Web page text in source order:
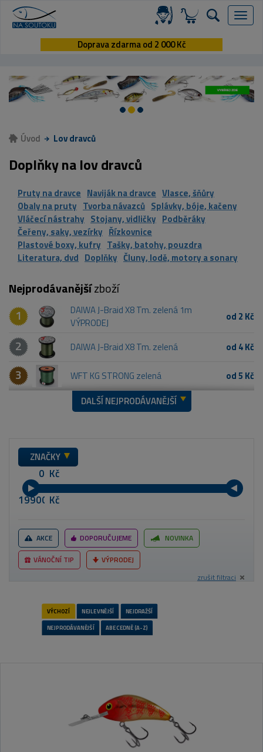
Menu
Doprava zdarma od 2 000 Kč
Úvod Lov dravců
Doplňky na lov dravců
Pruty na dravce Naviják na dravce Vlasce, šňůry
Obaly na pruty Tvorba návazců Splávky, bóje, kačeny
Vláčecí nástrahy Stojany, vidličky Podběráky
Čeřeny, saky, vezírky Řízkovnice
Plastové boxy, kufry Tašky, batohy, pouzdra
Literatura, dvd Doplňky Čluny, lodě, motory a sonary
Nejprodávanějšízboží
1
DAIWA J-Braid X8 Tm. zelená 1m
VÝPRODEJ
od 2 Kč
2 DAIWA J-Braid X8 Tm. zelená od 4 Kč
3 WFT KG STRONG zelená
od 5 Kč
DALŠÍ NEJPRODÁVANĚJŠÍ
ZNAČKY
Kč
Kč
AKCE DOPORUČUJEME
NOVINKA
VÁNOČNÍ TIP
VÝPRODEJ
zrušit filtraci